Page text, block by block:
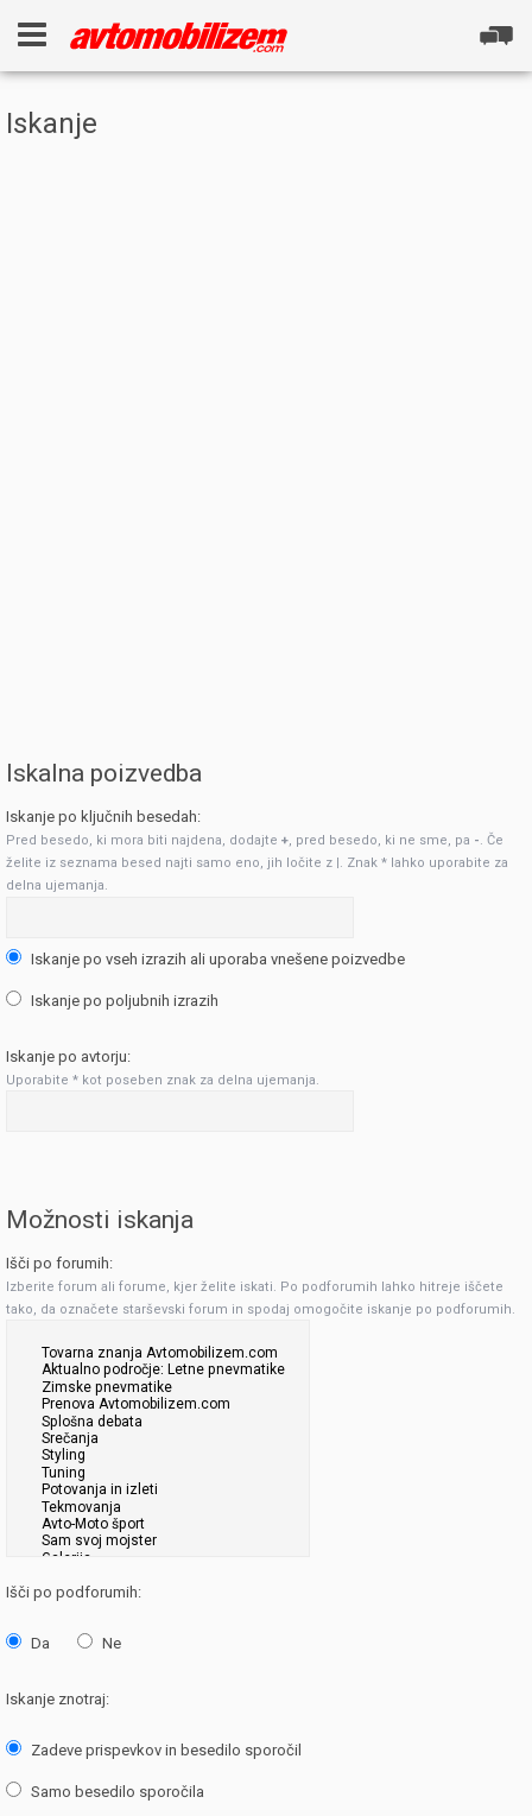
Iskanje
Iskalna poizvedba
Iskanje po ključnih besedah:
Pred besedo, ki mora biti najdena, dodajte +, pred besedo, ki ne sme, pa -. Če
želite iz seznama besed najti samo eno, jih ločite z |. Znak * lahko uporabite za
delna ujemanja.
Iskanje po vseh izrazih ali uporaba vnešene poizvedbe
Iskanje po poljubnih izrazih
Iskanje po avtorju:
Uporabite * kot poseben znak za delna ujemanja.
Možnosti iskanja
Išči po forumih:
Izberite forum ali forume, kjer želite iskati. Po podforumih lahko hitreje iščete
tako, da označete starševski forum in spodaj omogočite iskanje po podforumih.
Išči po podforumih:
Da Ne
Iskanje znotraj:
Zadeve prispevkov in besedilo sporočil
Samo besedilo sporočila